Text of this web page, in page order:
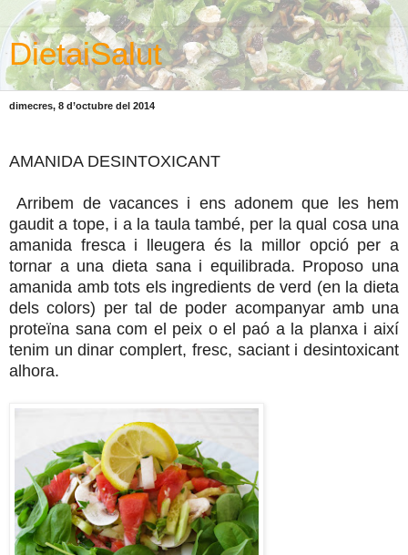
DietaiSalut
dimecres, 8 d’octubre del 2014
AMANIDA DESINTOXICANT
Arribem de vacances i ens adonem que les hem
gaudit a tope, i a la taula també, per la qual cosa una
amanida fresca i lleugera és la millor opció per a
tornar a una dieta sana i equilibrada. Proposo una
amanida amb tots els ingredients de verd (en la dieta
dels colors) per tal de poder acompanyar amb una
proteïna sana com el peix o el paó a la planxa i així
tenim un dinar complert, fresc, saciant i desintoxicant
alhora.